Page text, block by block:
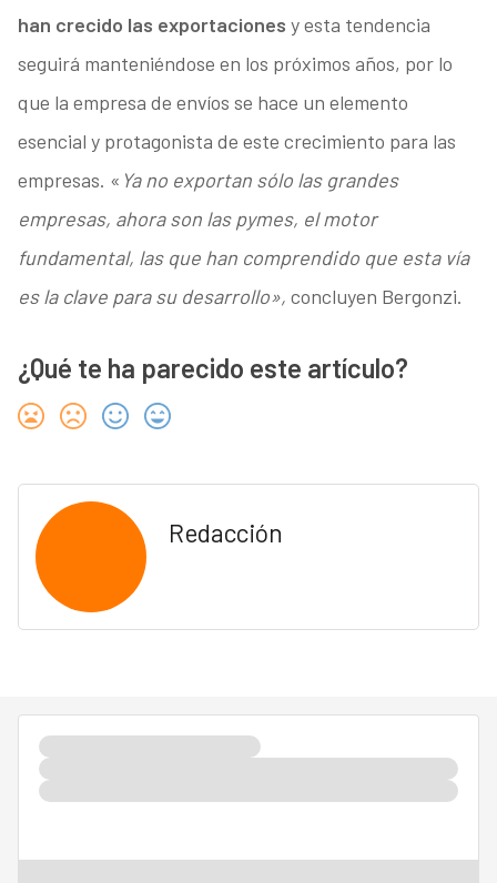
han crecido las exportaciones y esta tendencia
seguirá manteniéndose en los próximos años, por lo
que la empresa de envíos se hace un elemento
esencial y protagonista de este crecimiento para las
empresas. « Ya no exportan sólo las grandes
empresas, ahora son las pymes, el motor
fundamental, las que han comprendido que esta vía
es la clave para su desarrollo», concluyen Bergonzi.
¿Qué te ha parecido este artículo?
Redacción